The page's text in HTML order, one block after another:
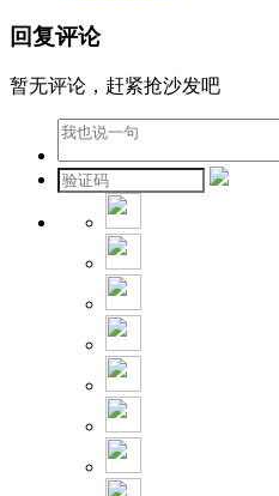
回复评论
暂无评论，赶紧抢沙发吧